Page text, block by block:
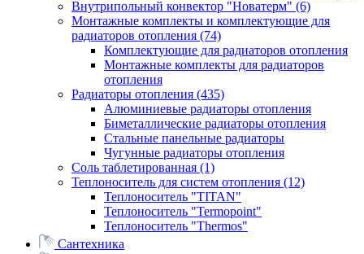
Внутрипольный конвектор "Новатерм" (6)
Монтажные комплекты и комплектующие для
радиаторов отопления (74)
Комплектующие для радиаторов отопления
Монтажные комплекты для радиаторов
отопления
Радиаторы отопления (435)
Алюминиевые радиаторы отопления
Биметаллические радиаторы отопления
Стальные панельные радиаторы
Чугунные радиаторы отопления
Соль таблетированная (1)
Теплоноситель для систем отопления (12)
Теплоноситель "TITAN"
Теплоноситель "Termopoint"
Теплоноситель "Thermos"
Сантехника